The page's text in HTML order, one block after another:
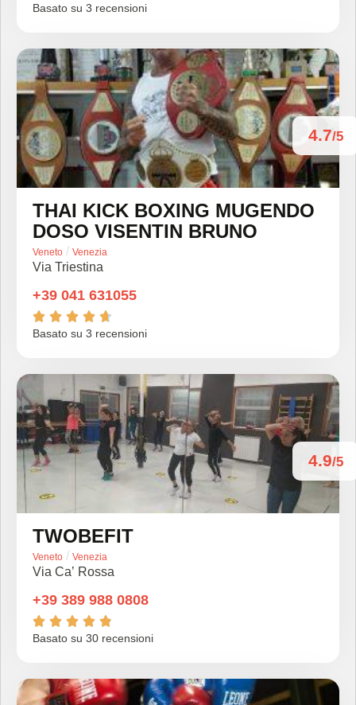
Basato su 3 recensioni
4.7/5
THAI KICK BOXING MUGENDO
DOSO VISENTIN BRUNO
Veneto / Venezia
Via Triestina
+39 041 631055
    
Basato su 3 recensioni
4.9/5
TWOBEFIT
Veneto / Venezia
Via Ca’ Rossa
+39 389 988 0808
    
Basato su 30 recensioni